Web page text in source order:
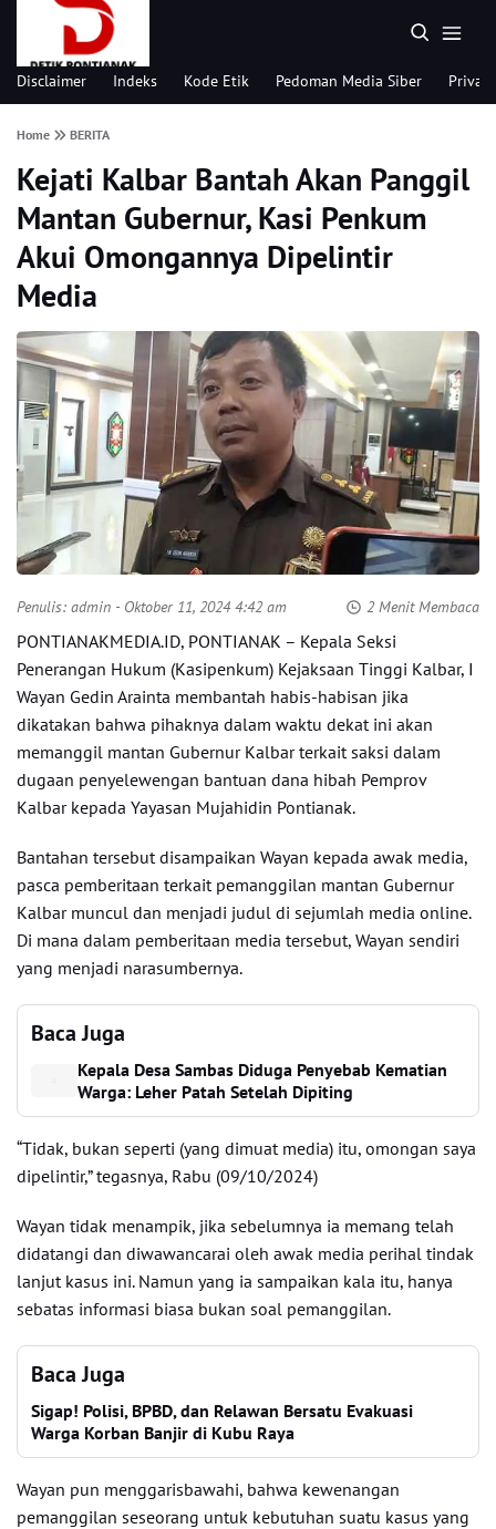
Disclaimer Indeks Kode Etik Pedoman Media Siber
Home BERITA
Kejati Kalbar Bantah Akan Panggil
Mantan Gubernur, Kasi Penkum
Akui Omongannya Dipelintir
Media
Penulis: admin - Oktober 11, 2024 4:42 am 2 Menit Membaca
PONTIANAKMEDIA.ID, PONTIANAK – Kepala Seksi
Penerangan Hukum (Kasipenkum) Kejaksaan Tinggi Kalbar, I
Wayan Gedin Arainta membantah habis-habisan jika
dikatakan bahwa pihaknya dalam waktu dekat ini akan
memanggil mantan Gubernur Kalbar terkait saksi dalam
dugaan penyelewengan bantuan dana hibah Pemprov
Kalbar kepada Yayasan Mujahidin Pontianak.
Bantahan tersebut disampaikan Wayan kepada awak media,
pasca pemberitaan terkait pemanggilan mantan Gubernur
Kalbar muncul dan menjadi judul di sejumlah media online.
Di mana dalam pemberitaan media tersebut, Wayan sendiri
yang menjadi narasumbernya.
Baca Juga
Kepala Desa Sambas Diduga Penyebab Kematian
Warga: Leher Patah Setelah Dipiting
“Tidak, bukan seperti (yang dimuat media) itu, omongan saya
dipelintir,” tegasnya, Rabu (09/10/2024)
Wayan tidak menampik, jika sebelumnya ia memang telah
didatangi dan diwawancarai oleh awak media perihal tindak
lanjut kasus ini. Namun yang ia sampaikan kala itu, hanya
sebatas informasi biasa bukan soal pemanggilan.
Baca Juga
Sigap! Polisi, BPBD, dan Relawan Bersatu Evakuasi
Warga Korban Banjir di Kubu Raya
Wayan pun menggarisbawahi, bahwa kewenangan
pemanggilan seseorang untuk kebutuhan suatu kasus yang